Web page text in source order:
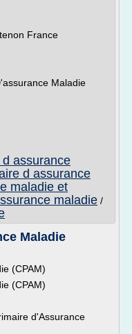
France
Maladie
assurance
d assurance
maladie et
maladie /
Maladie
(CPAM)
(CPAM)
d'Assurance